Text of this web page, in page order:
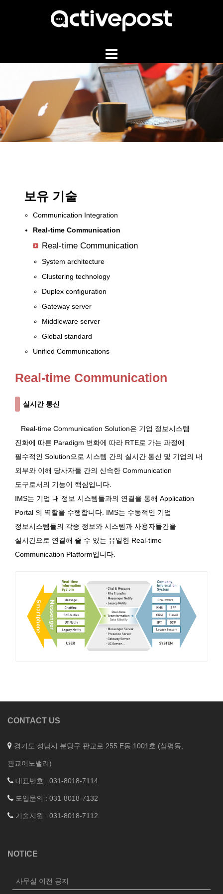
보유 기술
Communication Integration
Real-time Communication
Real-time Communication
System architecture
Clustering technology
Duplex configuration
Gateway server
Middleware server
Global standard
Unified Communications
Real-time Communication
실시간 통신
Real-time Communication Solution은 기업 정보시스템
진화에 따른 Paradigm 변화에 따라 RTE로 가는 과정에
필수적인 Solution으로 시스템 간의 실시간 통신 및 기업의 내
외부와 이해 당사자들 간의 신속한 Communication
도구로서의 기능이 핵심입니다.
IMS는 기업 내 정보 시스템들과의 연결을 통해 Application
Portal 의 역할을 수행합니다. IMS는 수동적인 기업
정보시스템들의 각종 정보와 시스템과 사용자들간을
실시간으로 연결해 줄 수 있는 유일한 Real-time
Communication Platform입니다.
CONTACT US
경기도 성남시 분당구 판교로 255 E동 1001호 (삼평동,
판교이노밸리)
대표번호 : 031-8018-7114
도입문의 : 031-8018-7132
기술지원 : 031-8018-7112
NOTICE
사무실 이전 공지